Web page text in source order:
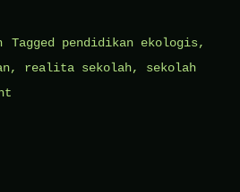
Tagged pendidikan ekologis,
, realita sekolah, sekolah